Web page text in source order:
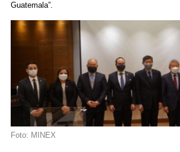
Guatemala”.
Foto: MINEX